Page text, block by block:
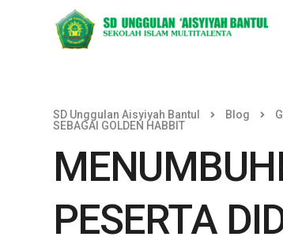
SD Unggulan Aisyiyah Bantul Blog
SEBAGAI GOLDEN HABBIT
PESERTA